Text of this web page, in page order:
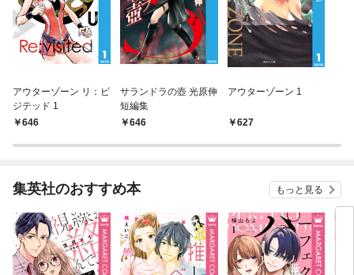
アウターゾーン リ：ビ
ジテッド 1
646
サランドラの壺 光原伸
短編集
646
アウターゾーン 1
627
集英社のおすすめ本 もっと見る